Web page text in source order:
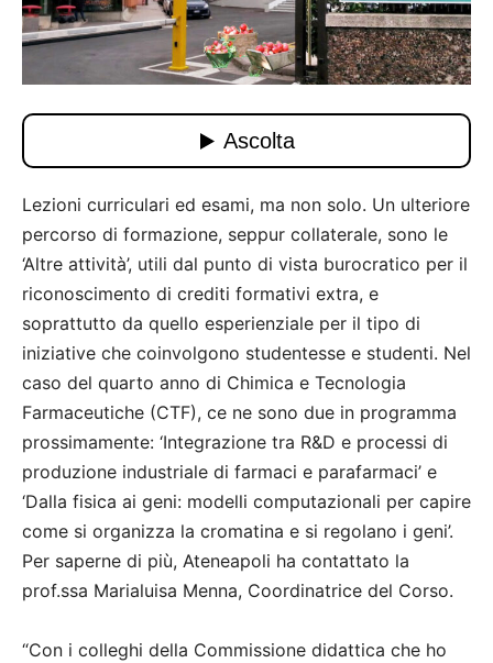
Lezioni curriculari ed esami, ma non solo. Un ulteriore
percorso di formazione, seppur collaterale, sono le
‘Altre attività’, utili dal punto di vista burocratico per il
riconoscimento di crediti formativi extra, e
soprattutto da quello esperienziale per il tipo di
iniziative che coinvolgono studentesse e studenti. Nel
caso del quarto anno di Chimica e Tecnologia
Farmaceutiche (CTF), ce ne sono due in programma
prossimamente: ‘Integrazione tra R&D e processi di
produzione industriale di farmaci e parafarmaci’ e
‘Dalla fisica ai geni: modelli computazionali per capire
come si organizza la cromatina e si regolano i geni’.
Per saperne di più, Ateneapoli ha contattato la
prof.ssa Marialuisa Menna, Coordinatrice del Corso.
“Con i colleghi della Commissione didattica che ho